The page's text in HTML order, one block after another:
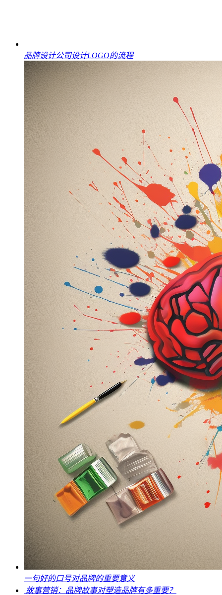
品牌设计公司设计LOGO的流程
一句好的口号对品牌的重要意义
故事营销：品牌故事对塑造品牌有多重要？